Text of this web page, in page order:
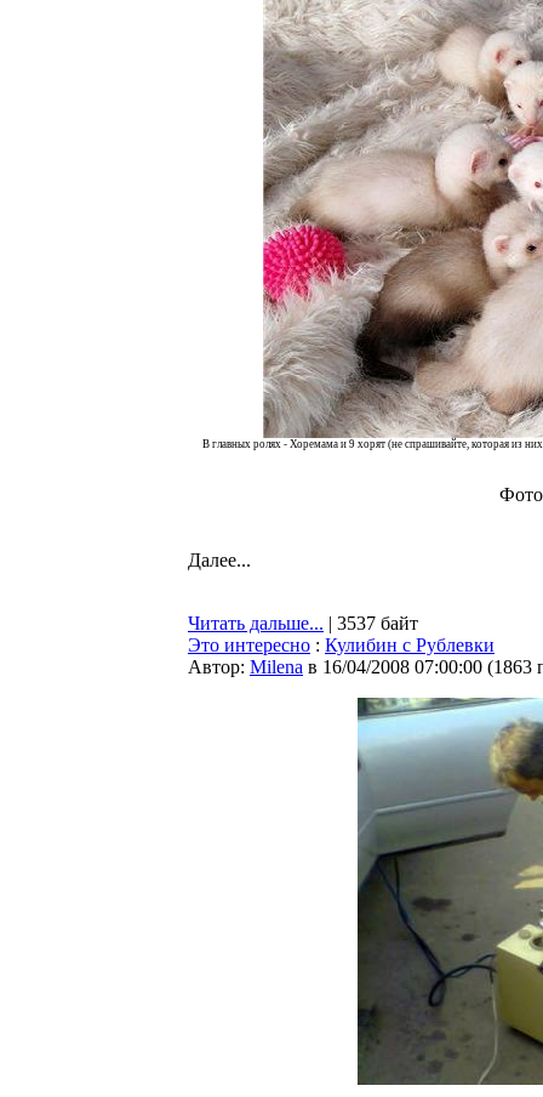
В главных ролях - Хоремама и 9 хорят (не спрашивайте, которая из
Далее...
Читать дальше... | 3537 байт
Это интересно : Кулибин с Рублевки
Автор: Milena в 16/04/2008 07:00:00 (1863